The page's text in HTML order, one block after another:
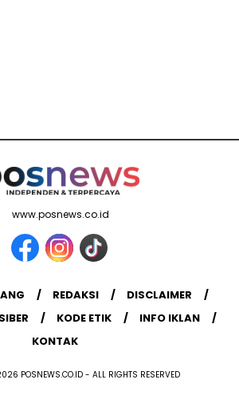
www.posnews.co.id
REDAKSI
DISCLAIMER
KODE ETIK
INFO IKLAN
KONTAK
POSNEWS.CO.ID - ALL RIGHTS RESERVED